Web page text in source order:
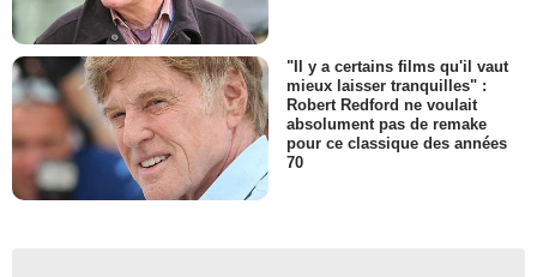
"Il y a certains films qu'il vaut
mieux laisser tranquilles" :
Robert Redford ne voulait
absolument pas de remake
pour ce classique des années
70